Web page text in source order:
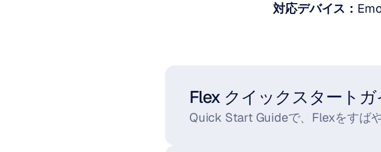
対応デバイス：
Flex クイックスタートガ
Quick Start Guideで、Flexをすば